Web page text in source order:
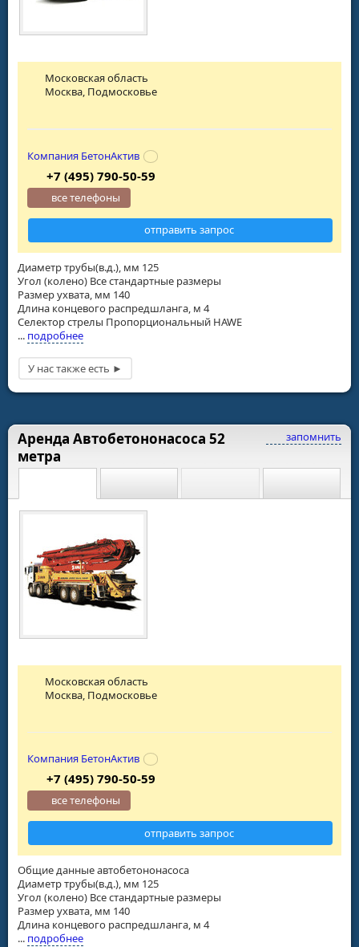
Диаметр трубы(в.д.), мм 125
Угол (колено) Все стандартные размеры
Размер ухвата, мм 140
Длина концевого распредшланга, м 4
Селектор стрелы Пропорциональный HAWE
... подробнее
Московская область
Москва, Подмосковье
Компания БетонАктив
+7 (495) 790-50-59
все телефоны
отправить запрос
запомнить
Аренда Автобетононасоса 52
метра
Общие данные автобетононасоса
Диаметр трубы(в.д.), мм 125
Угол (колено) Все стандартные размеры
Размер ухвата, мм 140
Длина концевого распредшланга, м 4
... подробнее
Московская область
Москва, Подмосковье
Компания БетонАктив
+7 (495) 790-50-59
все телефоны
отправить запрос